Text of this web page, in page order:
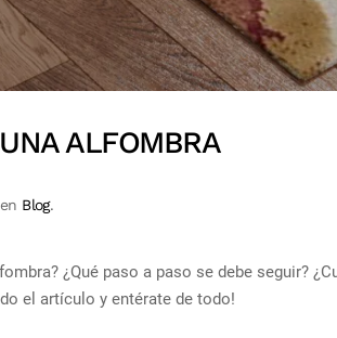
ALFOMBRA
Blog.
¿Qué paso a paso se debe seguir?
el artículo y entérate de todo!